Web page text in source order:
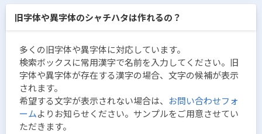
旧字体や異字体のシャチハタは作れるの？
多くの旧字体や異字体に対応しています。
検索ボックスに常用漢字で名前を入力してください。旧
字体や異字体が存在する漢字の場合、文字の候補が表示
されます。
希望する文字が表示されない場合は、 お問い合わせフォ
ームよりお知らせください。サンプルをご用意させてい
ただきます。